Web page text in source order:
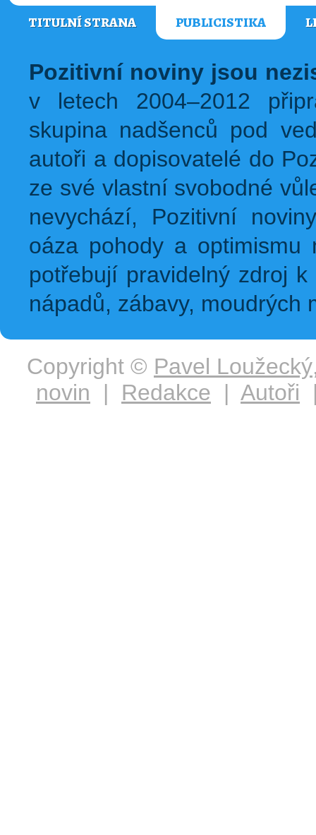
TITULNÍ STRANA PUBLICISTIKA
Pozitivní noviny jsou
v letech 2004–2012
skupina nadšenců pod
autoři a dopisovatelé do
ze své vlastní svobodné
nevychází, Pozitivní
oáza pohody a
potřebují pravidelný zdroj
nápadů, zábavy, moudrých
Copyright © Pavel Loužecký
novin | Redakce | Autoři